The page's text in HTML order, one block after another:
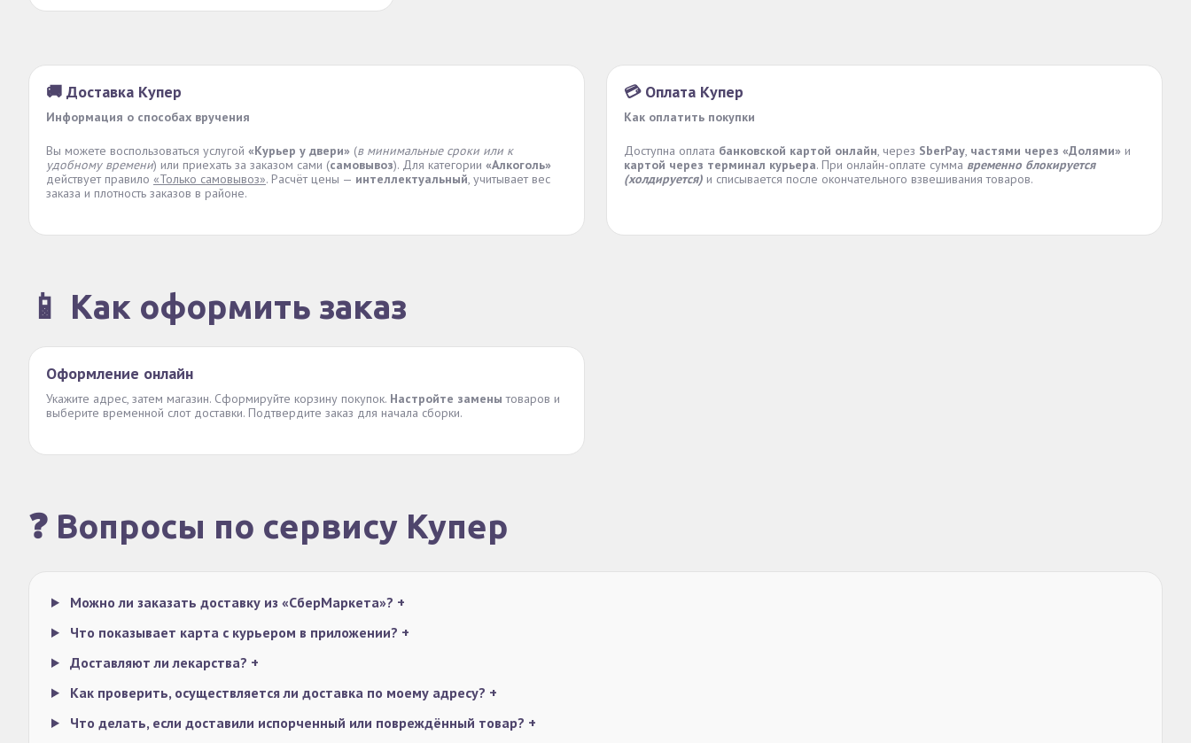
🚚 Доставка Купер
Информация о способах вручения
Вы можете воспользоваться услугой «Курьер у двери» (в минимальные сроки или к
удобному времени) или приехать за заказом сами (самовывоз). Для категории «Алкоголь»
действует правило «Только самовывоз». Расчёт цены — интеллектуальный, учитывает вес
заказа и плотность заказов в районе.
💳 Оплата Купер
Как оплатить покупки
Доступна оплата банковской картой онлайн, через SberPay, частями через «Долями» и
картой через терминал курьера. При онлайн-оплате сумма временно блокируется
(холдируется) и списывается после окончательного взвешивания товаров.
📱 Как оформить заказ
Оформление онлайн
Укажите адрес, затем магазин. Сформируйте корзину покупок. Настройте замены товаров и
выберите временной слот доставки. Подтвердите заказ для начала сборки.
❓ Вопросы по сервису Купер
Можно ли заказать доставку из «СберМаркета»? +
Что показывает карта с курьером в приложении? +
Доставляют ли лекарства? +
Как проверить, осуществляется ли доставка по моему адресу? +
Что делать, если доставили испорченный или повреждённый товар? +